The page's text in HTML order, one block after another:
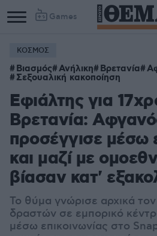
Games
ΚΟΣΜΟΣ
Βιασμός Ανήλικη Βρετανία
Σεξουαλική κακοποίηση
Εφιάλτης για
Βρετανία:
προσέγγισε μέσω
και μαζί με
βίασαν κατ'
Το θύμα γνώρισε αρχικά
δραστών σε εμπορικό
μέσω επικοινωνίας στο